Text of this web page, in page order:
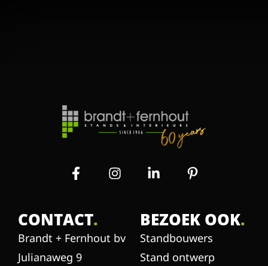
BEZOEK OOK.
Standbouwers
Stand ontwerp
CONTACT.
Brandt + Fernhout bv
Julianaweg 9